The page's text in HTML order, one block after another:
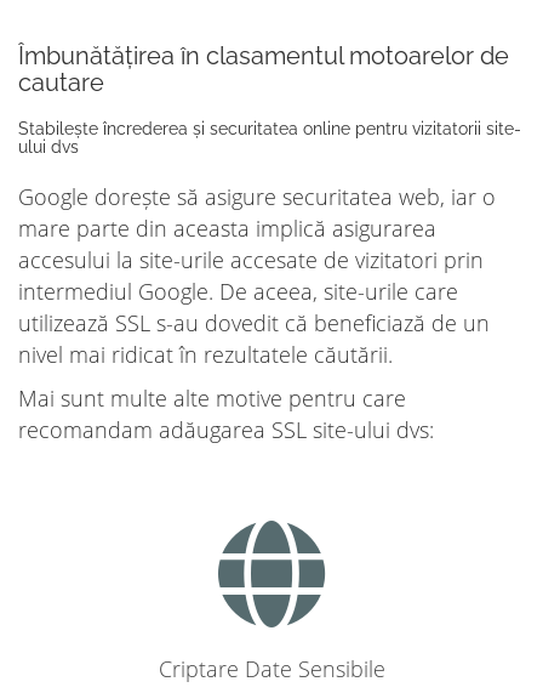
Îmbunătățirea în clasamentul motoarelor de
cautare
Stabilește încrederea și securitatea online pentru vizitatorii site-
ului dvs
Google dorește să asigure securitatea web, iar o
mare parte din aceasta implică asigurarea
accesului la site-urile accesate de vizitatori prin
intermediul Google. De aceea, site-urile care
utilizează SSL s-au dovedit că beneficiază de un
nivel mai ridicat în rezultatele căutării.
Mai sunt multe alte motive pentru care
recomandam adăugarea SSL site-ului dvs:
Criptare Date Sensibile